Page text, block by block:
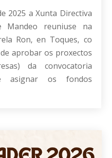
2025 a Xunta Directiva
Mandeo reuniuse na
Ron, en Toques, co
aprobar os proxectos
da convocatoria
asignar os fondos